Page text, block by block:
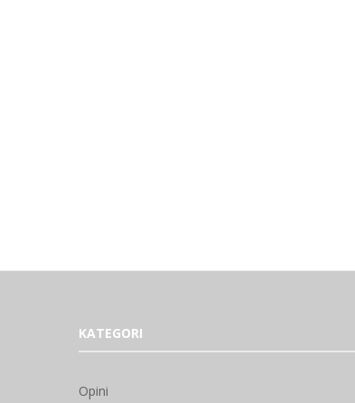
KATEGORI
Opini